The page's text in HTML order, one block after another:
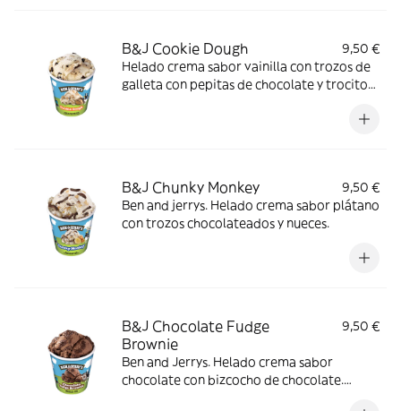
B&J Cookie Dough
9,50 €
Helado crema sabor vainilla con trozos de
galleta con pepitas de chocolate y trocitos
B&J Chunky Monkey
9,50 €
Ben and jerrys. Helado crema sabor plátano
con trozos chocolateados y nueces.
B&J Chocolate Fudge
Brownie
9,50 €
Ben and Jerrys. Helado crema sabor
chocolate con bizcocho de chocolate.